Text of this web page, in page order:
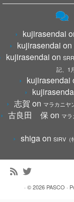
kujirasendai
kujirasendai on
kujirasendai on
記、1
kujirasendai
志賀 on マラカニヤ
古良田 保 on マ
shigaon SIRV（
· © 2026 PASCO ·